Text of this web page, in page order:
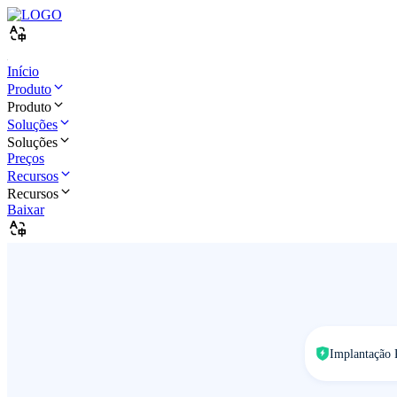
Início
Produto
Produto
Soluções
Soluções
Preços
Recursos
Recursos
Baixar
Implantação